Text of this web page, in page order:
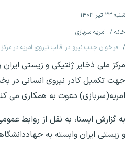
شنبه ۲۳ تیر ۱۴۰۳
خانه
امریه سربازی
فراخوان جذب نیرو در قالب نیروی امریه در
مرکز ملی ذخایر ژنتیکی و زیستی
جهت تکمیل کادر نیروی انسانی در
امریه(سربازی) دعوت به همکاری می
به گزارش ایسنا، به نقل از روابط
و زیستی ایران وابسته به